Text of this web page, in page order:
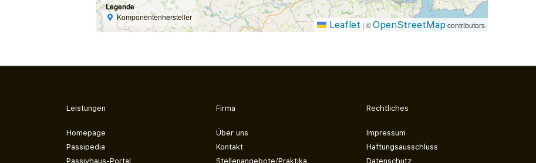
Legende
Komponentenhersteller
Leaflet | ©OpenStreetMap contributors
Leistungen
Homepage
Passipedia
Passivhaus-Portal
Firma
Über uns
Kontakt
Stellenangebote/Praktika
Rechtliches
Impressum
Haftungsausschluss
Datenschutz